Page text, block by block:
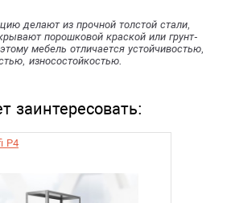
делают из прочной толстой стали,
порошковой краской или грунт-
мебель отличается устойчивостью,
износостойкостью.
заинтересовать:
P4